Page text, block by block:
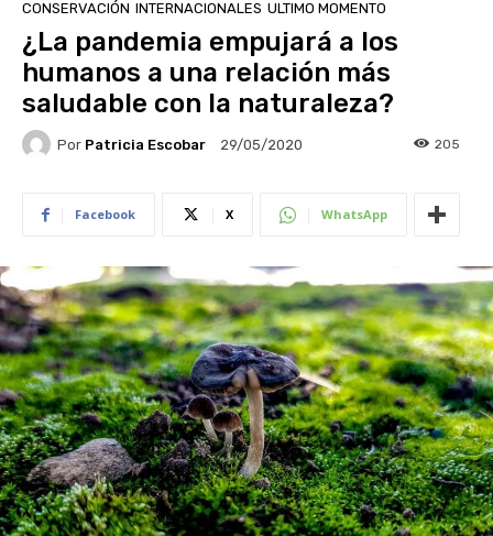
CONSERVACIÓN INTERNACIONALES ULTIMO MOMENTO
¿La pandemia empujará a los
humanos a una relación más
saludable con la naturaleza?
Por Patricia Escobar 29/05/2020 205
Facebook X WhatsApp